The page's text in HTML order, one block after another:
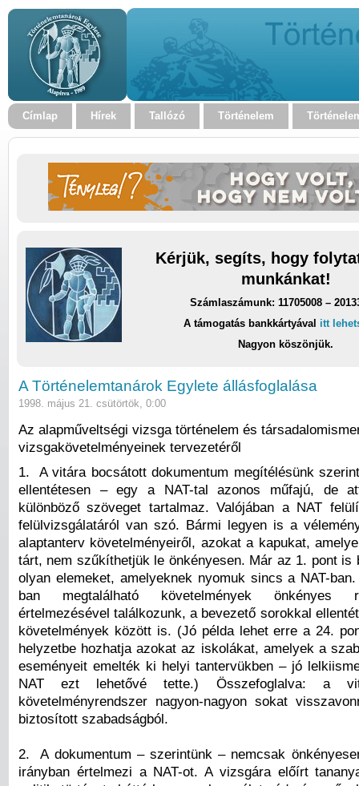
Címlap Hírek Tallózó Történelem
Kérjük, segíts, hogy
munkánkat!
Számlaszámunk: 11705008 –
A támogatás bankkártyával itt
Nagyon köszönjük.
A Történelemtanárok Egylete állásfoglalása
1998. május 21. csütörtök, 0:00
Az alapműveltségi vizsga történelem és
vizsgakövetelményeinek tervezetéről
1. A vitára bocsátott dokumentum megítélésünk
ellentétesen – egy a NAT-tal azonos műfajú, de
különböző szöveget tartalmaz. Valójában a NAT
felülvizsgálatáról van szó. Bármi legyen is a
alaptanterv követelményeiről, azokat a kapukat,
tárt, nem szűkíthetjük le önkényesen. Már az 1. pont is
olyan elemeket, amelyeknek nyomuk sincs a NAT-
ban megtalálható követelmények önkényes
értelmezésével találkozunk, a bevezető sorokkal
követelmények között is. (Jó példa lehet erre a 24.
helyzetbe hozhatja azokat az iskolákat, amelyek a
eseményeit emelték ki helyi tantervükben – jó
NAT ezt lehetővé tette.) Összefoglalva: a
követelményrendszer nagyon-nagyon sokat
biztosított szabadságból.
2. A dokumentum – szerintünk – nemcsak
irányban értelmezi a NAT-ot. A vizsgára előírt